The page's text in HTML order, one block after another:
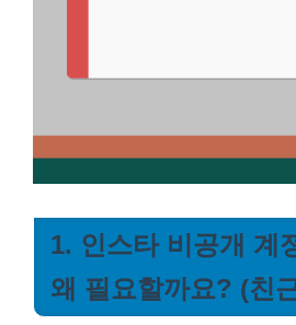
1. 인스타 비공개 계
왜 필요할까요? (친